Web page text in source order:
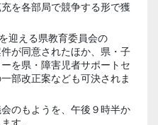
を各部局で競争する形で獲
迎える県教育委員会の
が同意されたほか、県・子
を県・障害児者サポートセ
部改正案なども可決されま
のもようを、午後９時半か
す。